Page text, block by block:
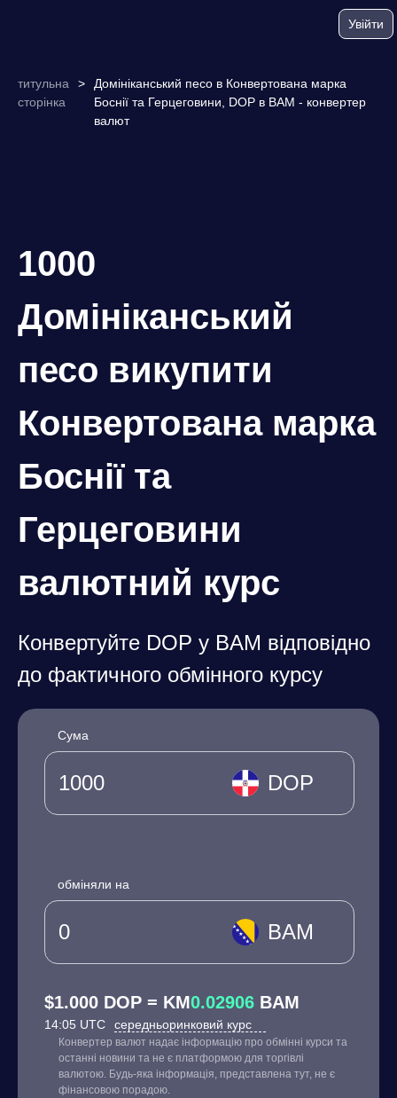
Увійти
титульна
сторінка
>
Домініканський песо в Конвертована марка
Боснії та Герцеговини, DOP в BAM - конвертер
валют
1000
Домініканський
песо викупити
Конвертована марка
Боснії та
Герцеговини
валютний курс
Конвертуйте DOP у BAM відповідно
до фактичного обмінного курсу
Сума
DOP
обміняли на
BAM
$1.000 DOP = KM0.02906 BAM
14:05 UTC середньоринковий курс
Конвертер валют надає інформацію про обмінні курси та
останні новини та не є платформою для торгівлі
валютою. Будь-яка інформація, представлена тут, не є
фінансовою порадою.